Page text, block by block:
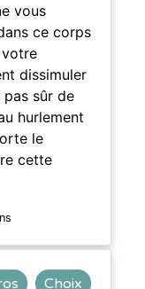
vous
ce corps
dissimuler
sûr de
hurlement
le
cette
Choix